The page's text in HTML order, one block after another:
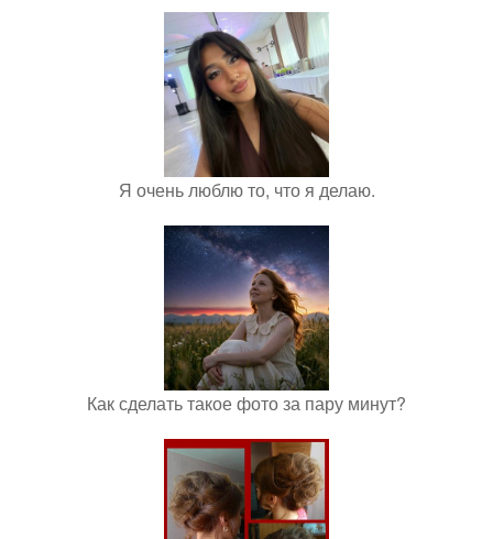
Я очень люблю то, что я делаю.
Как сделать такое фото за пару минут?